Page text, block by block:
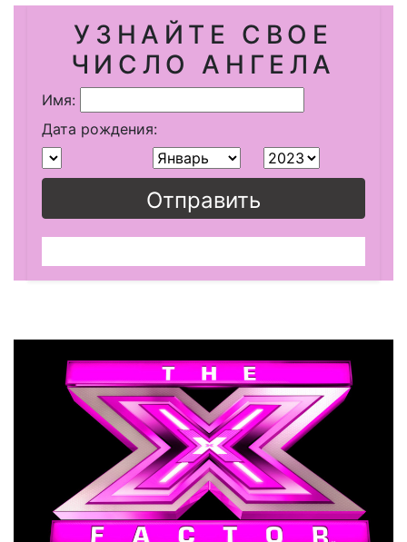
УЗНАЙТЕ СВОЕ
ЧИСЛО АНГЕЛА
Имя:
Дата рождения:
Отправить